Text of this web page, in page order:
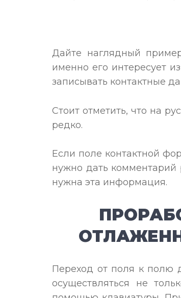
Дайте наглядный
именно его интересует
записывать контактные
Стоит отметить, что на
редко.
Если поле контактной
нужно дать
нужна эта информация.
Переход от поля к полю
осуществляться не